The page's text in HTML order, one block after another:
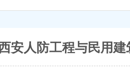
安人防工程与民用